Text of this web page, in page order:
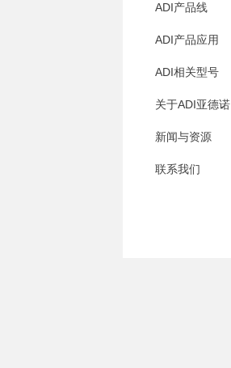
ADI产品线
ADI产品应用
ADI相关型号
关于ADI亚德诺
新闻与资源
联系我们